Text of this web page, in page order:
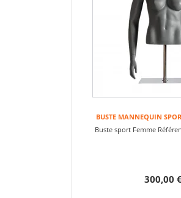
BUSTE MANNEQUIN
Buste sport Femme
300,00